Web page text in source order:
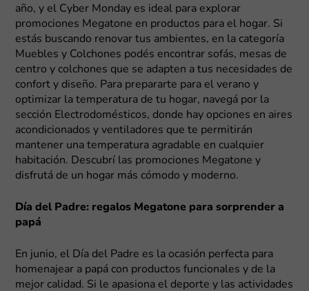
año, y el Cyber Monday es ideal para explorar
promociones Megatone en productos para el hogar. Si
estás buscando renovar tus ambientes, en la categoría
Muebles y Colchones podés encontrar sofás, mesas de
centro y colchones que se adapten a tus necesidades de
confort y diseño. Para prepararte para el verano y
optimizar la temperatura de tu hogar, navegá por la
sección Electrodomésticos, donde hay opciones en aires
acondicionados y ventiladores que te permitirán
mantener una temperatura agradable en cualquier
habitación. Descubrí las promociones Megatone y
disfrutá de un hogar más cómodo y moderno.
Día del Padre: regalos Megatone para sorprender a
papá
En junio, el Día del Padre es la ocasión perfecta para
homenajear a papá con productos funcionales y de la
mejor calidad. Si le apasiona el deporte y las actividades